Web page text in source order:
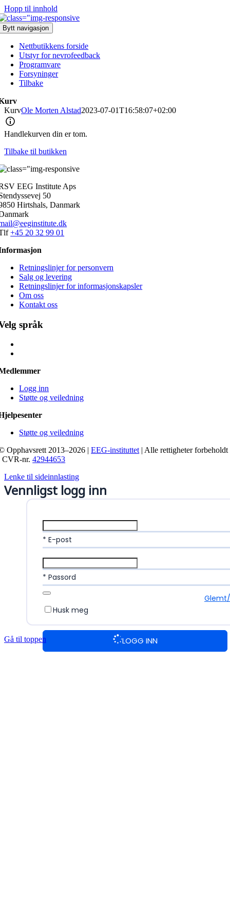
Hopp til innhold
Bytt navigasjon
Nettbutikkens forside
Utstyr for nevrofeedback
Programvare
Forsyninger
Tilbake
KurvOle Morten Alstad2023-07-01T16:58:07+02:00
Handlekurven din er tom.
Tilbake til butikken
EEG Institute Aps
50
Hirtshals, Danmark
+45 20 32 99 01
Retningslinjer for personvern
Salg og levering
Retningslinjer for informasjonskapsler
Om oss
Kontakt oss
språk
Logg inn
Støtte og veiledning
Støtte og veiledning
Opphavsrett 2013–2026 |EEG-instituttet| Alle rettigheter forbeholdt
CVR-nr.42944653
Lenke til sideinnlasting
Vennligst logg inn
* E-post
* Passord
Husk meg
LOGG INN
Gå til toppen